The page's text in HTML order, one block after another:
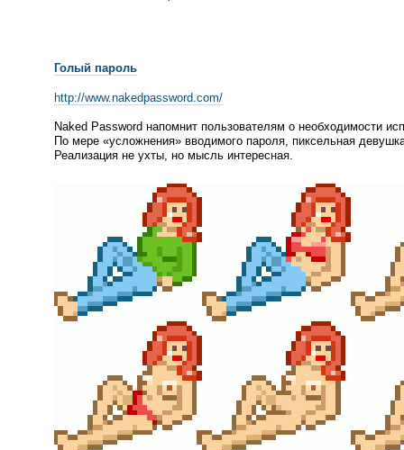
Голый пароль
http://www.nakedpassword.com/
Naked Password напомнит пользователям о необходимости
По мере «усложнения» вводимого пароля, пиксельная
Реализация не ухты, но мысль интересная.